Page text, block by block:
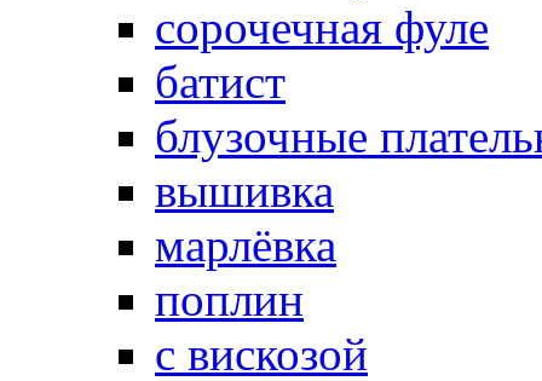
cорочечная фуле
батист
блузочные
вышивка
марлёвка
поплин
с вискозой